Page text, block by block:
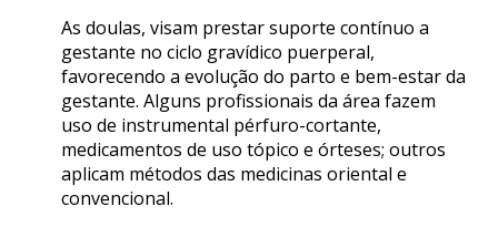
As doulas, visam prestar suporte contínuo a
gestante no ciclo gravídico puerperal,
favorecendo a evolução do parto e bem-estar da
gestante. Alguns profissionais da área fazem
uso de instrumental pérfuro-cortante,
medicamentos de uso tópico e órteses; outros
aplicam métodos das medicinas oriental e
convencional.